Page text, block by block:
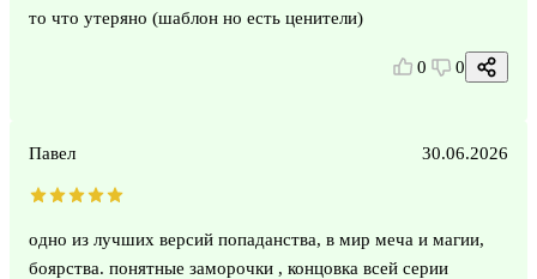
то что утеряно (шаблон но есть ценители)
0 0
Павел 30.06.2026
одно из лучших версий попаданства, в мир меча и магии,
боярства. понятные заморочки , концовка всей серии